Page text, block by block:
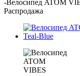
-Велосипед ATOM
Распродажа